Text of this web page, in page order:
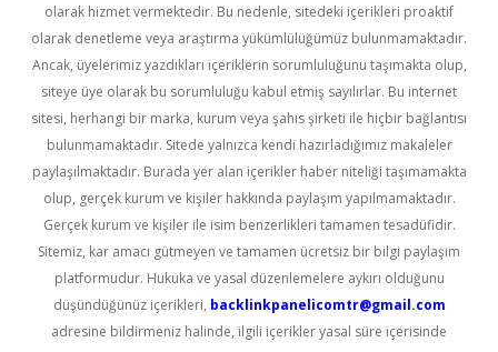
olarak hizmet vermektedir. Bu nedenle, sitedeki içerikleri proaktif
olarak denetleme veya araştırma yükümlülüğümüz bulunmamaktadır.
Ancak, üyelerimiz yazdıkları içeriklerin sorumluluğunu taşımakta olup,
siteye üye olarak bu sorumluluğu kabul etmiş sayılırlar. Bu internet
sitesi, herhangi bir marka, kurum veya şahıs şirketi ile hiçbir bağlantısı
bulunmamaktadır. Sitede yalnızca kendi hazırladığımız makaleler
paylaşılmaktadır. Burada yer alan içerikler haber niteliği taşımamakta
olup, gerçek kurum ve kişiler hakkında paylaşım yapılmamaktadır.
Gerçek kurum ve kişiler ile isim benzerlikleri tamamen tesadüfidir.
Sitemiz, kar amacı gütmeyen ve tamamen ücretsiz bir bilgi paylaşım
platformudur. Hukuka ve yasal düzenlemelere aykırı olduğunu
düşündüğünüz içerikleri, backlinkpanelicomtr@gmail.com
adresine bildirmeniz halinde, ilgili içerikler yasal süre içerisinde